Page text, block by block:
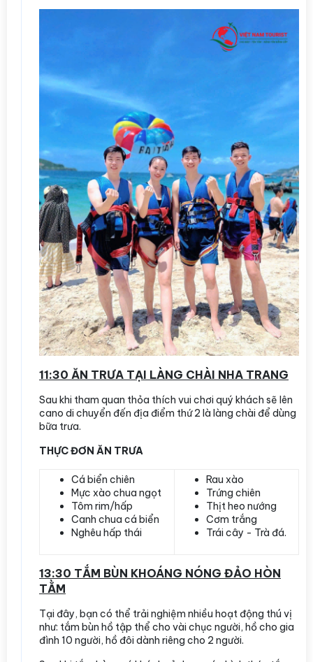
11:30 ĂN TRƯA TẠI LÀNG CHÀI NHA TRANG
Sau khi tham quan thỏa thích vui chơi quý khách sẽ lên
cano di chuyển đến địa điểm thứ 2 là làng chài để dùng
bữa trưa.
THỰC ĐƠN ĂN TRƯA
Cá biển chiên
Mực xào chua ngọt
Tôm rim/hấp
Canh chua cá biển
Nghêu hấp thái
Rau xào
Trứng chiên
Thịt heo nướng
Cơm trắng
Trái cây - Trà đá.
13:30 TẮM BÙN KHOÁNG NÓNG ĐẢO HÒN
TẰM
Tại đây, bạn có thể trải nghiệm nhiều hoạt động thú vị
như: tắm bùn hồ tập thể cho vài chục người, hồ cho gia
đình 10 người, hồ đôi dành riêng cho 2 người.